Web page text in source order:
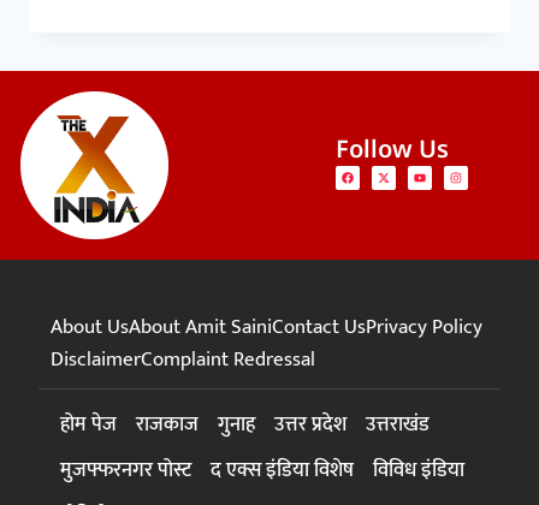
Follow Us
About UsAbout Amit SainiContact UsPrivacy Policy
DisclaimerComplaint Redressal
होम पेज राजकाज गुनाह उत्तर प्रदेश उत्तराखंड
मुजफ्फरनगर पोस्ट द एक्स इंडिया विशेष विविध इंडिया